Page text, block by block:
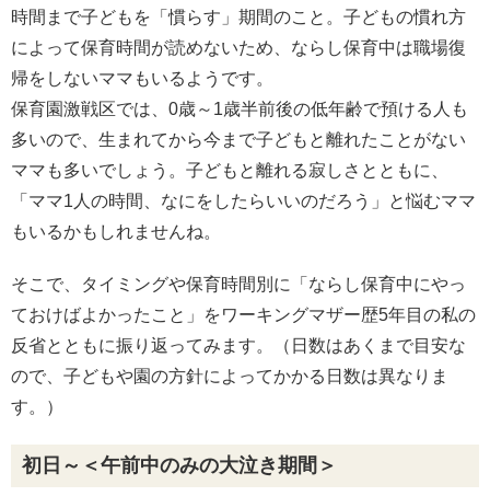
時間まで子どもを「慣らす」期間のこと。子どもの慣れ方
によって保育時間が読めないため、ならし保育中は職場復
帰をしないママもいるようです。
保育園激戦区では、0歳～1歳半前後の低年齢で預ける人も
多いので、生まれてから今まで子どもと離れたことがない
ママも多いでしょう。子どもと離れる寂しさとともに、
「ママ1人の時間、なにをしたらいいのだろう」と悩むママ
もいるかもしれませんね。
そこで、タイミングや保育時間別に「ならし保育中にやっ
ておけばよかったこと」をワーキングマザー歴5年目の私の
反省とともに振り返ってみます。（日数はあくまで目安な
ので、子どもや園の方針によってかかる日数は異なりま
す。）
初日～＜午前中のみの大泣き期間＞